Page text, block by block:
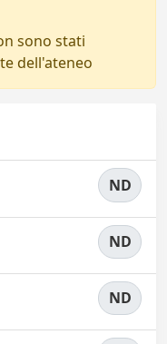
sono stati
dell'ateneo
ND
ND
ND